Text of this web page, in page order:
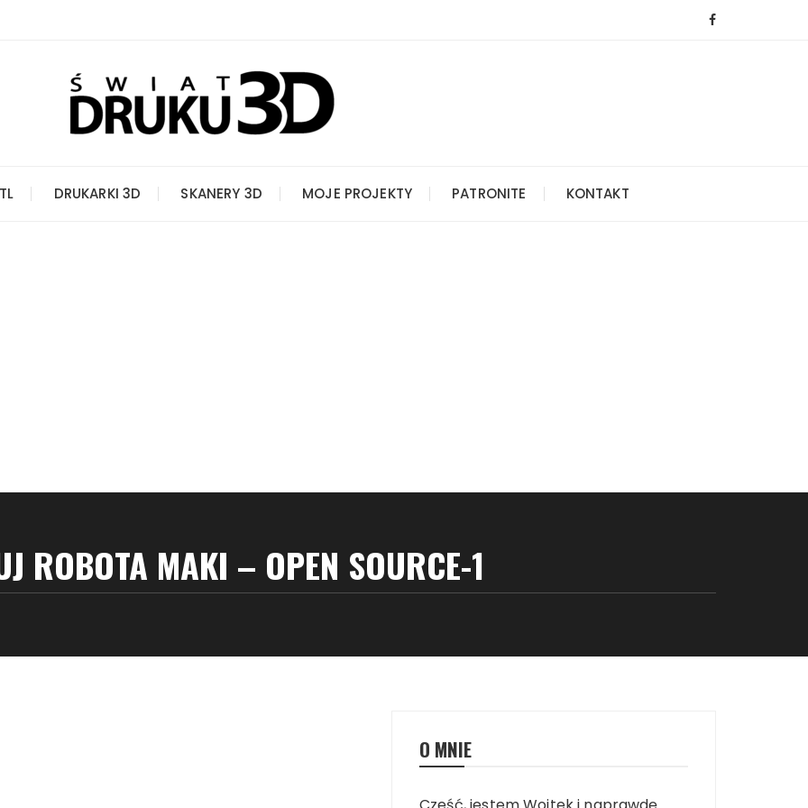
DRUKARKI 3D SKANERY 3D MOJE PROJEKTY PATRONITE KONTAKT
ROBOTA MAKI – OPEN SOURCE-1
O MNIE